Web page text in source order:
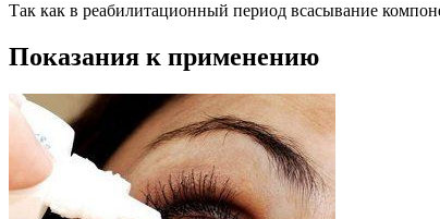
Так как в реабилитационный период всасывание
Показания к применению